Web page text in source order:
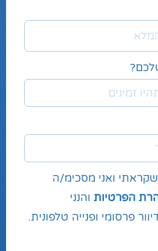
ואני מסכימ/ה
הפרטיות והנני
פרסומי ופנייה טלפונית.